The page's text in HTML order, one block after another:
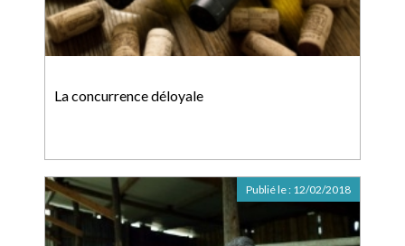
La concurrence déloyale
Publié le : 12/02/2018